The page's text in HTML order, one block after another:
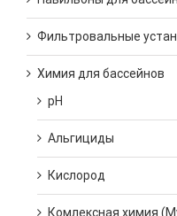
Фильтровальные
Химия для бассейнов
pH
Альгициды
Кислород
Комлексная химия